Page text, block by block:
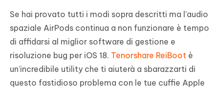
Se hai provato tutti i modi sopra descritti ma l’audio
spaziale AirPods continua a non funzionare è tempo
di affidarsi al miglior software di gestione e
risoluzione bug per iOS 18. Tenorshare ReiBoot è
un'incredibile utility che ti aiuterà a sbarazzarti di
questo fastidioso problema con le tue cuffie Apple